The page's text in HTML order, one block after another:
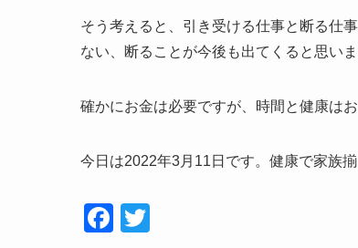
そう考えると、引き受ける仕事と断る仕
ない、断ることが今後も出てくると思いま
確かにお金は必要ですが、時間と健康は
今日は2022年3月11日です。健康で家族
F